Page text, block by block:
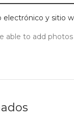
electrónico y sitio
able to add